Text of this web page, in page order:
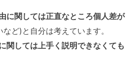
に関しては正直なところ個人差が
ど)と自分は考えています。
関しては上手く説明できなくても